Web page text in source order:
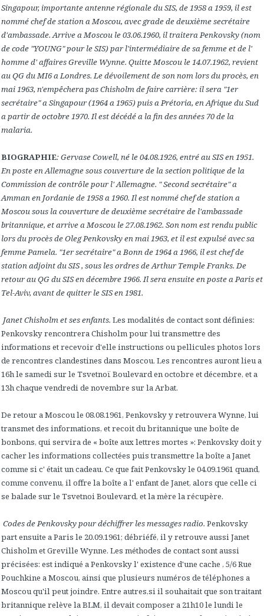
Singapour, importante antenne régionale du SIS, de 1958 a 1959, il est
nommé chef de station a Moscou, avec grade de deuxième secrétaire
d'ambassade. Arrive a Moscou le 03.06.1960, il traitera Penkovsky (nom
de code "YOUNG" pour le SIS) par l'intermédiaire de sa femme et de l'
homme d' affaires Greville Wynne. Quitte Moscou le 14.07.1962, revient
au QG du MI6 a Londres. Le dévoilement de son nom lors du procès, en
mai 1963, n'empêchera pas Chisholm de faire carrière: il sera "1er
secrétaire" a Singapour (1964 a 1965) puis a Prétoria, en Afrique du Sud
a partir de octobre 1970. Il est décédé a la fin des années 70 de la
malaria.
BIOGRAPHIE:Gervase Cowell, né le 04.08.1926, entré au SIS en 1951.
En poste en Allemagne sous couverture de la section politique de la
Commission de contrôle pour l' Allemagne. " Second secrétaire" a
Amman en Jordanie de 1958 a 1960. Il est nommé chef de station a
Moscou sous la couverture de deuxième secrétaire de l'ambassade
britannique, et arrive a Moscou le 27.08.1962. Son nom est rendu public
lors du procès de Oleg Penkovsky en mai 1963, et il est expulsé avec sa
femme Pamela. "1er secrétaire" a Bonn de 1964 a 1966, il est chef de
station adjoint du SIS , sous les ordres de Arthur Temple Franks. De
retour au QG du SIS en décembre 1966. Il sera ensuite en poste a Paris et
Tel-Aviv, avant de quitter le SIS en 1981.
Janet Chisholm et ses enfants. Les modalités de contact sont définies:
Penkovsky rencontrera Chisholm pour lui transmettre des
informations et recevoir d'elle instructions ou pellicules photos lors
de rencontres clandestines dans Moscou. Les rencontres auront lieu a
16h le samedi sur le Tsvetnoï Boulevard en octobre et décembre, et a
13h chaque vendredi de novembre sur la Arbat.
De retour a Moscou le 08.08.1961, Penkovsky y retrouvera Wynne, lui
transmet des informations, et recoit du britannique une boîte de
bonbons, qui servira de « boîte aux lettres mortes »: Penkovsky doit y
cacher les informations collectées puis transmettre la boîte a Janet
comme si c' était un cadeau. Ce que fait Penkovsky le 04.09.1961 quand,
comme convenu, il offre la boîte a l' enfant de Janet, alors que celle ci
se balade sur le Tsvetnoi Boulevard, et la mère la récupère.
Codes de Penkovsky pour déchiffrer les messages radio. Penkovsky
part ensuite a Paris le 20.09.1961; débriéfé, il y retrouve aussi Janet
Chisholm et Greville Wynne. Les méthodes de contact sont aussi
précisées: est indiqué a Penkovsky l' existence d'une cache , 5/6 Rue
Pouchkine a Moscou, ainsi que plusieurs numéros de téléphones a
Moscou qu'il peut joindre. Entre autres,si il souhaitait que son traitant
britannique relève la BLM, il devait composer a 21h10 le lundi le